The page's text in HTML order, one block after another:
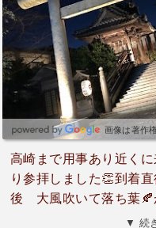
画像は著作
高崎まで用事あり近く
り参拝しました👏到着
後 大風吹いて落ち葉
て来て更には通り雨☂️と
▼ 続